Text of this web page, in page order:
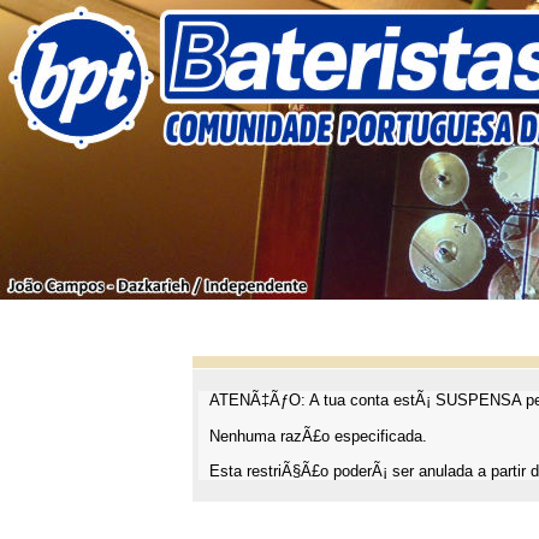
ATENÃ‡ÃƒO: A tua conta estÃ¡ SUSPENSA
Nenhuma razÃ£o especificada.
Esta restriÃ§Ã£o poderÃ¡ ser anulada a partir